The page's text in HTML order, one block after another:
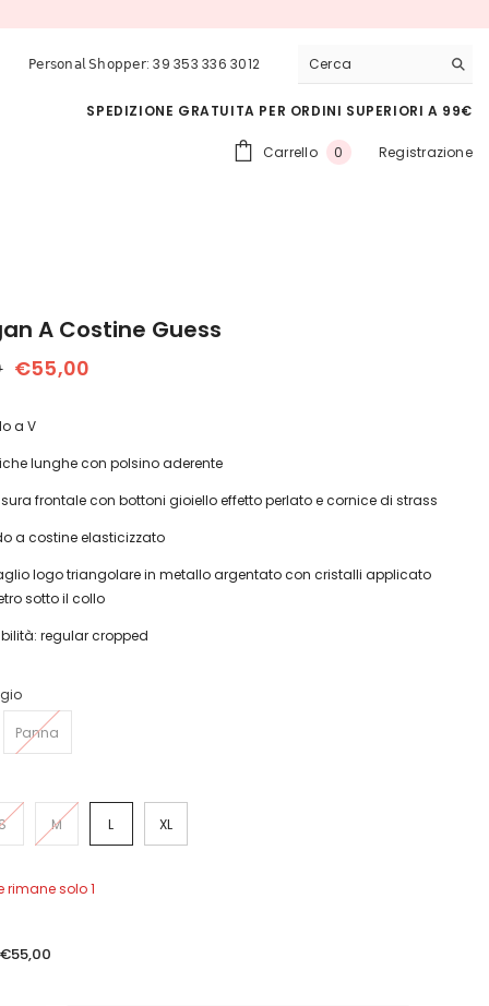
𝖯𝖾𝗋𝗌𝗈𝗇𝖺𝗅 𝖲𝗁𝗈𝗉𝗉𝖾𝗋: 39 353 336 3012
SPEDIZIONE GRATUITA PER ORDINI SUPERIORI A 99€
Carrello 0 0
Registrazione
A Costine Guess
€55,00
a V
lunghe con polsino aderente
frontale con bottoni gioiello effetto perlato e cornice di strass
a costine elasticizzato
logo triangolare in metallo argentato con cristalli applicato
sotto il collo
regular cropped
Panna
M L XL
rimane solo 1
€55,00